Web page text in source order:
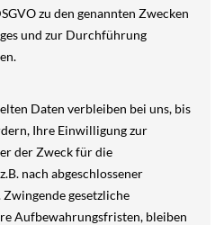
zu den genannten Zwecken
und zur Durchführung
Daten verbleiben bei uns, bis
Ihre Einwilligung zur
der Zweck für die
nach abgeschlossener
gesetzliche
Aufbewahrungsfristen, bleiben